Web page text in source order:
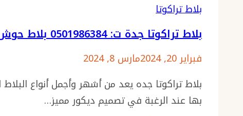
بلاط تراكوتا
بلاط تراكوتا جدة ت: 0501986384 بلاط حوش تراكوتا جدة – تراكوتا الخزف السعودي جدة
فبراير 20, 2024
مارس 8, 2024
بلاط تراكوتا جده يعد من أشهر وأجمل أنواع
بها عند الرغبة في تصميم ديكور مميز…